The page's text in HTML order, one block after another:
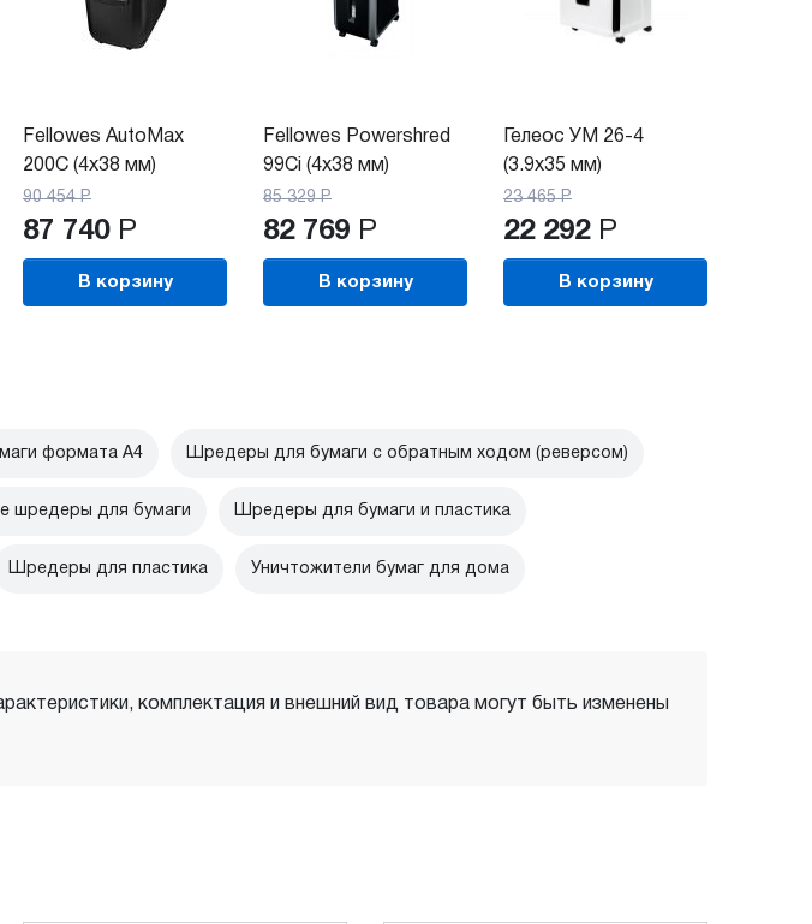
Fellowes AutoMax
200C (4x38 мм)
90 454 Р
87 740 Р
В корзину
Fellowes Powershred
99Ci (4x38 мм)
85 329 Р
82 769 Р
В корзину
Гелеос УМ 26-4
(3.9x35 мм)
23 465 Р
22 292 Р
В корзину
формата А4 Шредеры для бумаги с обратным ходом (реверсом)
шредеры для бумаги Шредеры для бумаги и пластика
Шредеры для пластика Уничтожители бумаг для дома
комплектация и внешний вид товара могут быть изменены